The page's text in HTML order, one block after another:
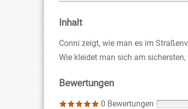
Inhalt
Conni zeigt, wie man es im
Wie kleidet man sich am
Bewertungen
0 Bewertungen